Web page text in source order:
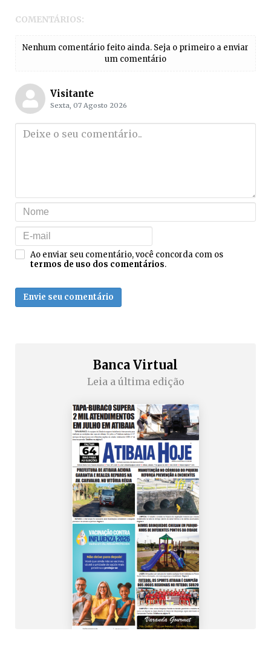
COMENTÁRIOS:
Nenhum comentário feito ainda. Seja o primeiro a enviar
um comentário
Visitante
Sexta, 07 Agosto 2026
Ao enviar seu comentário, você concorda com os
termos de uso dos comentários.
Envie seu comentário
Banca Virtual
Leia a última edição